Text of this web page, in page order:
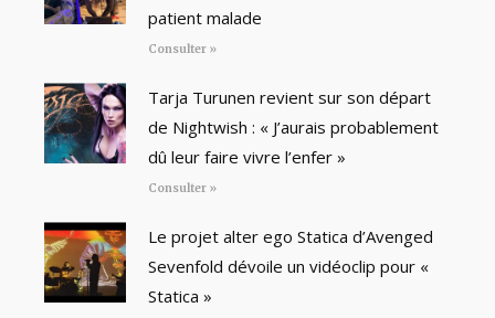
patient malade
Consulter »
Tarja Turunen revient sur son départ
de Nightwish : « J’aurais probablement
dû leur faire vivre l’enfer »
Consulter »
Le projet alter ego Statica d’Avenged
Sevenfold dévoile un vidéoclip pour «
Statica »